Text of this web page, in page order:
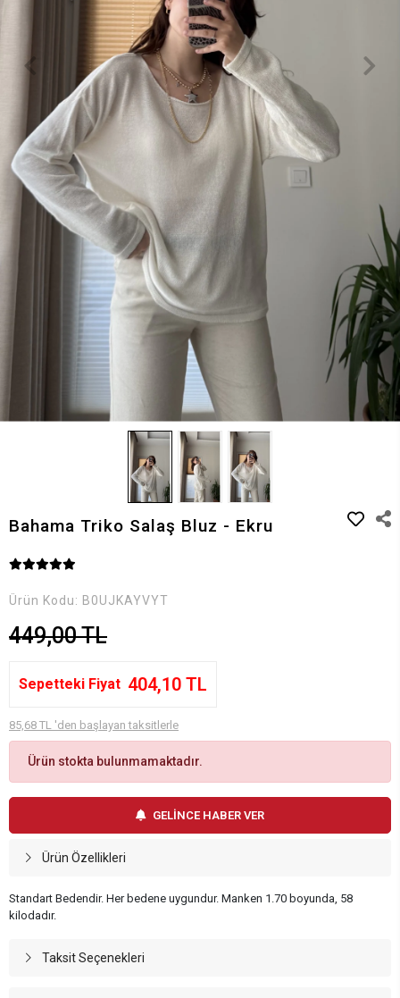
Bahama Triko Salaş Bluz - Ekru
Ürün Kodu: B0UJKAYVYT
449,00 TL
Sepetteki Fiyat 404,10 TL
85,68 TL 'den başlayan taksitlerle
Ürün stokta bulunmamaktadır.
GELİNCE HABER VER
Ürün Özellikleri
Standart Bedendir. Her bedene uygundur. Manken 1.70 boyunda, 58
kilodadır.
Taksit Seçenekleri